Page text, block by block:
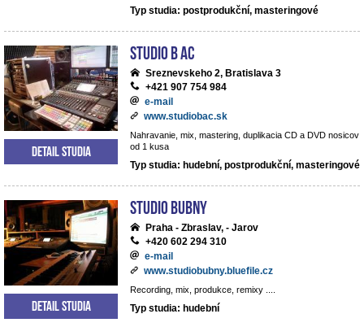
Typ studia: postprodukční, masteringové
Studio B AC
Sreznevskeho 2, Bratislava 3
+421 907 754 984
e-mail
www.studiobac.sk
Nahravanie, mix, mastering, duplikacia CD a DVD nosicov
od 1 kusa
Typ studia: hudební, postprodukční, masteringové
Detail studia
Studio BUBNY
Praha - Zbraslav, - Jarov
+420 602 294 310
e-mail
www.studiobubny.bluefile.cz
Recording, mix, produkce, remixy ....
Typ studia: hudební
Detail studia